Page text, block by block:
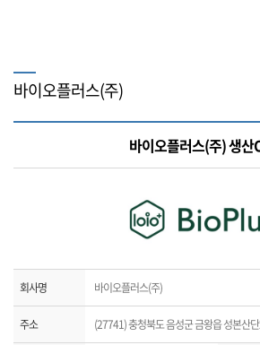
바이오플러스(주)
바이오플러스(주) 생산
회사명 바이오플러스(주)
주소 (27741) 충청북도 음성군 금왕읍 성본산